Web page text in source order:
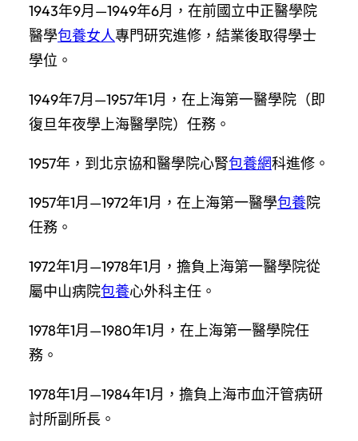
1943年9月—1949年6月，在前國立中正醫學院
醫學包養女人專門研究進修，結業後取得學士
學位。
1949年7月—1957年1月，在上海第一醫學院（即
復旦年夜學上海醫學院）任務。
1957年，到北京協和醫學院心腎包養網科進修。
1957年1月—1972年1月，在上海第一醫學包養院
任務。
1972年1月—1978年1月，擔負上海第一醫學院從
屬中山病院包養心外科主任。
1978年1月—1980年1月，在上海第一醫學院任
務。
1978年1月—1984年1月，擔負上海市血汗管病研
討所副所長。